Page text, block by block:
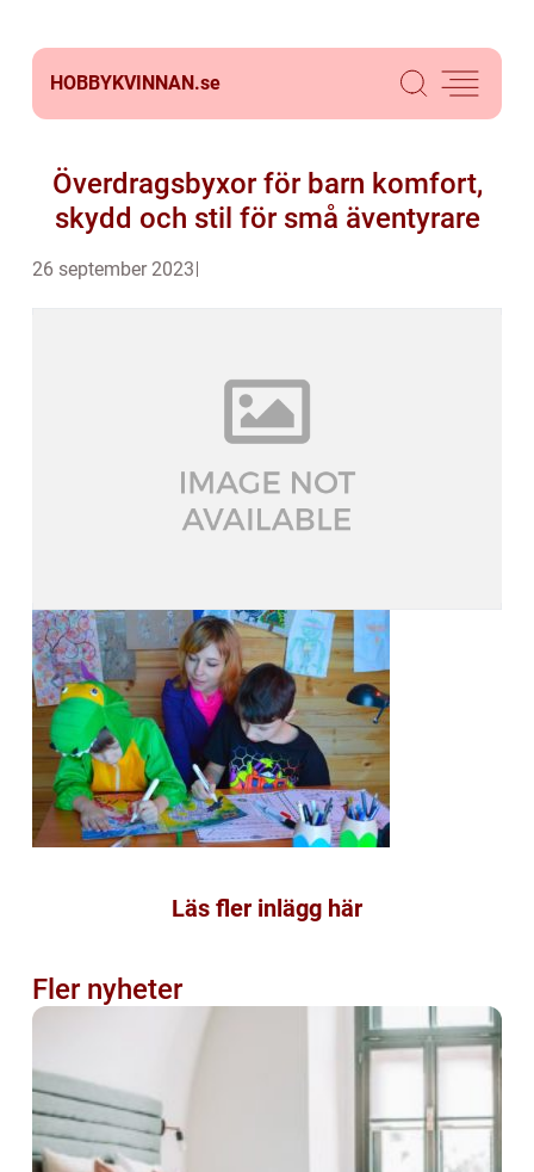
HOBBYKVINNAN.se
Överdragsbyxor för barn komfort,
skydd och stil för små äventyrare
26 september 2023
Läs fler inlägg här
Fler nyheter